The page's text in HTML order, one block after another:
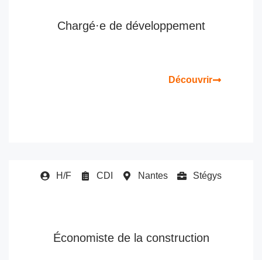
Chargé·e de développement
Découvrir
H/F CDI Nantes Stégys
Économiste de la construction